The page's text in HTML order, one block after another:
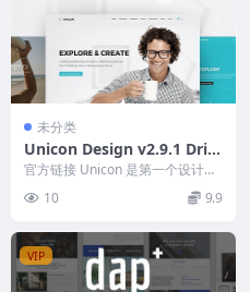
未分类
Unicon Design v2.9.1 Driv
en Multipurpose Theme
官方链接 Unicon 是第一个设计驱
动的多用途 WordPress 主题，非
常... 10 9.9
VIP